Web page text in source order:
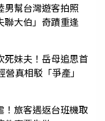
男幫台灣遊客拍照
聯大伯」奇蹟重逢
死妹夫！岳母追思首
真相駁「爭產」
！旅客遇返台班機取